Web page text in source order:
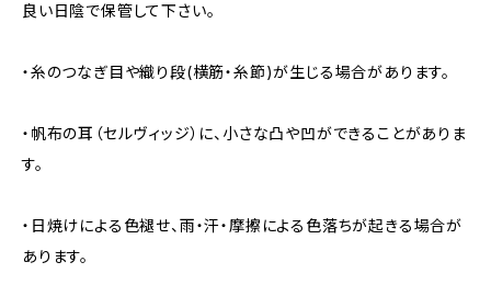
良い日陰で保管して下さい。
・糸のつなぎ目や織り段(横筋・糸節)が生じる場合があります。
・帆布の耳（セルヴィッジ）に、小さな凸や凹ができることがありま
す。
・日焼けによる色褪せ、雨・汗・摩擦による色落ちが起きる場合が
あります。